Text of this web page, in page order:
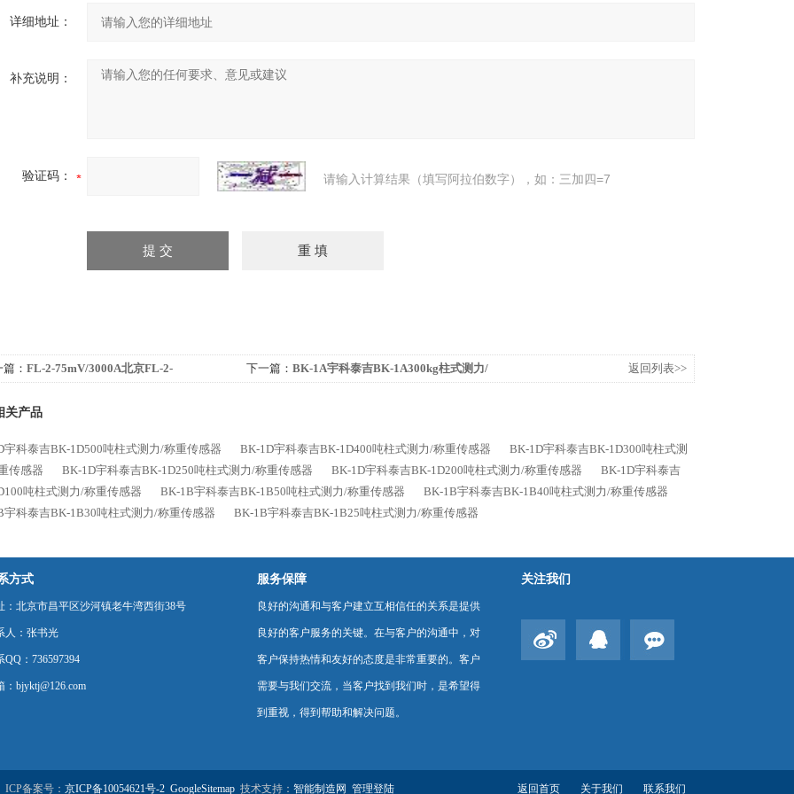
详细地址：
补充说明：
验证码： 请输入计算结果（填写阿拉伯数字），如：三加四=7
： FL-2-75mV/3000A北京FL-2-
下一篇： BK-1A宇科泰吉BK-1A300kg柱式测力/
返回列表>>
关产品
宇科泰吉BK-1D500吨柱式测力/称重传感器 BK-1D宇科泰吉BK-1D400吨柱式测力/称重传感器
BK-1D宇科泰吉BK-1D300吨柱式测
传感器
BK-1D宇科泰吉BK-1D250吨柱式测力/称重传感器 BK-1D宇科泰吉BK-1D200吨柱式测力/称重传感器
BK-1D宇科泰吉
吨柱式测力/称重传感器
BK-1B宇科泰吉BK-1B50吨柱式测力/称重传感器
BK-1B宇科泰吉BK-1B40吨柱式测力/称重传感器
宇科泰吉BK-1B30吨柱式测力/称重传感器
BK-1B宇科泰吉BK-1B25吨柱式测力/称重传感器
方式
：北京市昌平区沙河镇老牛湾西街38号
人：张书光
QQ：736597394
：bjyktj@126.com
服务保障
良好的沟通和与客户建立互相信任的关系是提供
良好的客户服务的关键。在与客户的沟通中，对
客户保持热情和友好的态度是非常重要的。客户
需要与我们交流，当客户找到我们时，是希望得
到重视，得到帮助和解决问题。
关注我们
ICP备案号： 京ICP备10054621号-2 GoogleSitemap 技术支持： 智能制造网 管理登陆 返回首页 关于我们 联系我们